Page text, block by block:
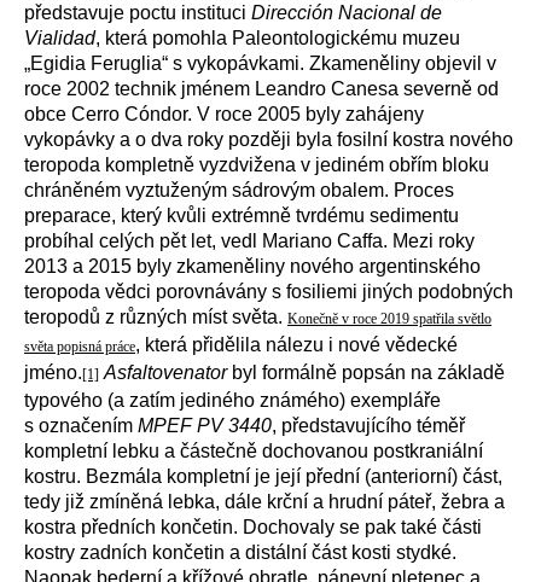
představuje poctu instituci Dirección Nacional de
Vialidad, která pomohla Paleontologickému muzeu
„Egidia Feruglia“ s vykopávkami. Zkameněliny objevil v
roce 2002 technik jménem Leandro Canesa severně od
obce Cerro Cóndor. V roce 2005 byly zahájeny
vykopávky a o dva roky později byla fosilní kostra nového
teropoda kompletně vyzdvižena v jediném obřím bloku
chráněném vyztuženým sádrovým obalem. Proces
preparace, který kvůli extrémně tvrdému sedimentu
probíhal celých pět let, vedl Mariano Caffa. Mezi roky
2013 a 2015 byly zkameněliny nového argentinského
teropoda vědci porovnávány s fosiliemi jiných podobných
teropodů z různých míst světa. Konečně v roce 2019 spatřila světlo
světa popisná práce, která přidělila nálezu i nové vědecké
jméno.[1] Asfaltovenatorbyl formálně popsán na základě
typového (a zatím jediného známého) exempláře
s označením MPEF PV 3440, představujícího téměř
kompletní lebku a částečně dochovanou postkraniální
kostru. Bezmála kompletní je její přední (anteriorní) část,
tedy již zmíněná lebka, dále krční a hrudní páteř, žebra a
kostra předních končetin. Dochovaly se pak také části
kostry zadních končetin a distální část kosti stydké.
Naopak bederní a křížové obratle, pánevní pletenec a